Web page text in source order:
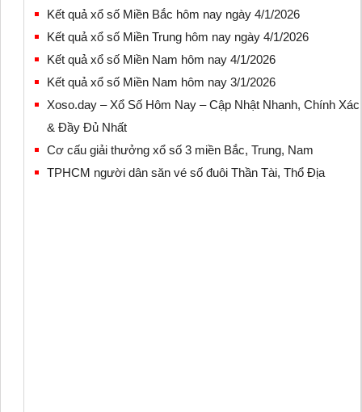
Kết quả xổ số Miền Bắc hôm nay ngày 4/1/2026
Kết quả xổ số Miền Trung hôm nay ngày 4/1/2026
Kết quả xổ số Miền Nam hôm nay 4/1/2026
Kết quả xổ số Miền Nam hôm nay 3/1/2026
Xoso.day – Xổ Số Hôm Nay – Cập Nhật Nhanh, Chính Xác
& Đầy Đủ Nhất
Cơ cấu giải thưởng xổ số 3 miền Bắc, Trung, Nam
TPHCM người dân săn vé số đuôi Thần Tài, Thổ Địa